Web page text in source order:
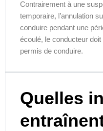
Contrairement à une
temporaire, l’annulation
conduire pendant une
écoulé, le conducteur
permis de conduire.
Quelles